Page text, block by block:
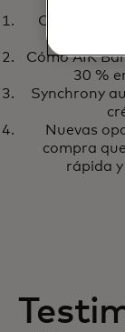
Forjar
digitales
Cómo una
Cómo AIK
30 %
Synchrony
Nuevas
compra
rápida